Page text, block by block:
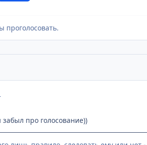
проголосовать.
про голосование))